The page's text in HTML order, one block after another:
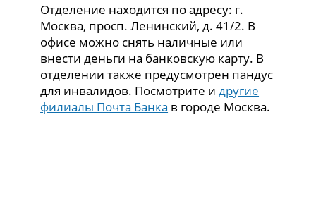
Отделение находится по адресу: г.
Москва, просп. Ленинский, д. 41/2. В
офисе можно снять наличные или
внести деньги на банковскую карту. В
отделении также предусмотрен пандус
для инвалидов. Посмотрите идругие
филиалы Почта Банка в городе Москва.